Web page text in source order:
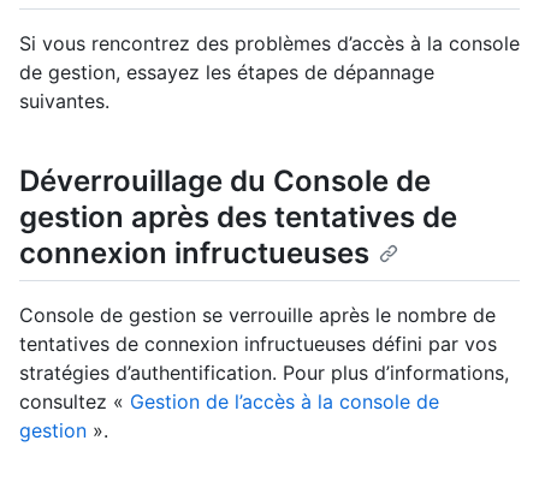
Si vous rencontrez des problèmes d’accès à la console
de gestion, essayez les étapes de dépannage
suivantes.
Déverrouillage du Console de
gestion après des tentatives de
connexion infructueuses
Console de gestion se verrouille après le nombre de
tentatives de connexion infructueuses défini par vos
stratégies d’authentification. Pour plus d’informations,
consultez « Gestion de l’accès à la console de
gestion ».